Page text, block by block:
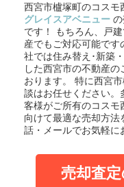
西宮市櫨塚町のコスモ
グレイスアベニュー
です！
もちろん、戸
産でもご対応可能です
社では住み替え･新築
した西宮市の不動産
おります。
特に西宮
談はお任せください。
客様がご所有のコスモ
向けて最適な売却方法
話・メールでお気軽に
売却査